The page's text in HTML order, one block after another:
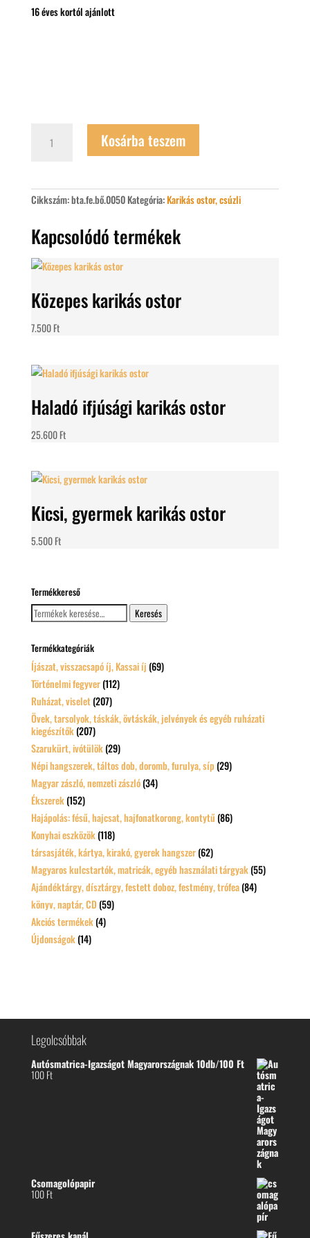
16 éves kortól ajánlott
Kosárba teszem
Cikkszám:bta.fe.bő.0050 Kategória:Karikás ostor, csúzli
Kapcsolódó termékek
Közepes karikás ostor
7.500Ft
Haladó ifjúsági karikás ostor
25.600Ft
Kicsi, gyermek karikás ostor
5.500Ft
Termékkereső
Keresés
a
Keresés
Termékkategóriák
Íjászat, visszacsapó íj, Kassai íj (69)
Történelmi fegyver (112)
Ruházat, viselet (207)
Övek, tarsolyok, táskák, övtáskák, jelvények és egyéb ruházati
kiegészítők (207)
Szarukürt, ivótülök (29)
Népi hangszerek, táltos dob, doromb, furulya, síp (29)
Magyar zászló, nemzeti zászló (34)
Ékszerek (152)
Hajápolás: fésű, hajcsat, hajfonatkorong, kontytű (86)
Konyhai eszközök (118)
társasjáték, kártya, kirakó, gyerek hangszer (62)
Magyaros kulcstartók, matricák, egyéb használati tárgyak (55)
Ajándéktárgy, dísztárgy, festett doboz, festmény, trófea (84)
könyv, naptár, CD (59)
Akciós termékek (4)
Újdonságok (14)
Legolcsóbbak
Autósmatrica-Igazságot Magyarországnak 10db/100 Ft
100Ft
Csomagolópapir
100Ft